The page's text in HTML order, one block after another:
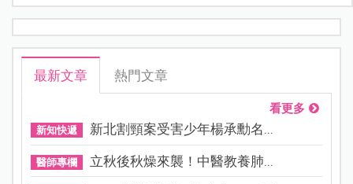
最新文章 熱門文章
看更多
新知快遞 新北割頸案受害少年楊承勳名...
醫師專欄 立秋後秋燥來襲！中醫教養肺...